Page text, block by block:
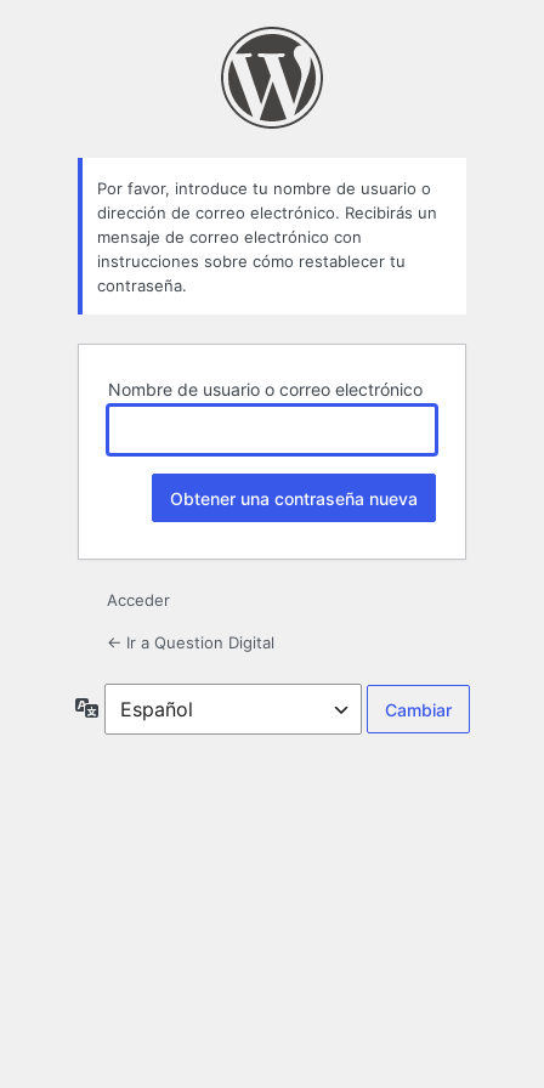
Por favor, introduce tu nombre de usuario o
dirección de correo electrónico. Recibirás un
mensaje de correo electrónico con
instrucciones sobre cómo restablecer tu
contraseña.
Nombre de usuario o correo electrónico
Acceder
← Ir a Question Digital
Idioma